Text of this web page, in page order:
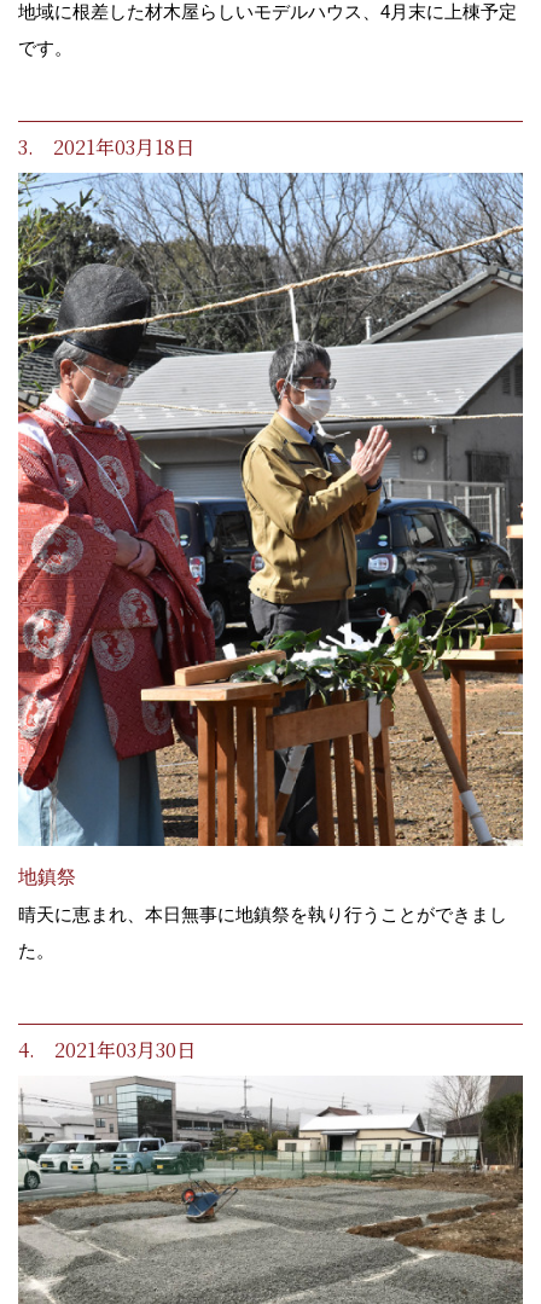
地域に根差した材木屋らしいモデルハウス、4月末に上棟予定
です。
3. 2021年03月18日
地鎮祭
晴天に恵まれ、本日無事に地鎮祭を執り行うことができまし
た。
4. 2021年03月30日